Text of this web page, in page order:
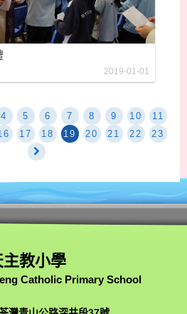
2019-01-01
4 5 6 7 8 9 10
11
17 18 19 20 21 22 23
教小學
Catholic Primary School